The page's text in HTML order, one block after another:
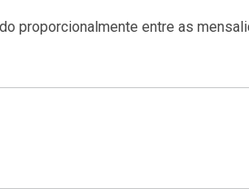
proporcionalmente entre as